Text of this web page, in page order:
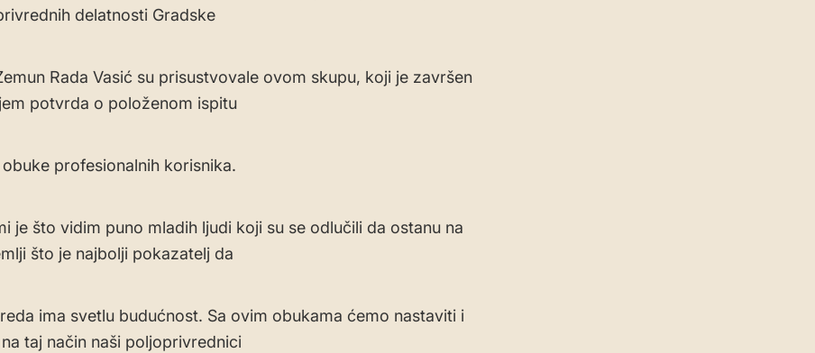
delatnosti Gradske
Rada Vasić su prisustvovale ovom skupu, koji je završen
potvrda o položenom ispitu
profesionalnih korisnika.
je što vidim puno mladih ljudi koji su se odlučili da ostanu na
što je najbolji pokazatelj da
ima svetlu budućnost. Sa ovim obukama ćemo nastaviti i
taj način naši poljoprivrednici